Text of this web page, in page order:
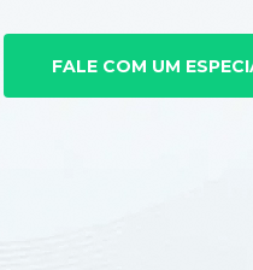
FALE COM UM